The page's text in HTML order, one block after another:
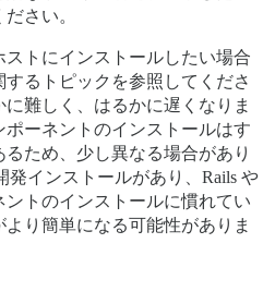
さい。
ストにインストールしたい場合
るトピックを参照してくださ
難しく、はるかに遅くなりま
ーネントのインストールはす
ため、少し異なる場合があり
発インストールがあり、Rails や
トのインストールに慣れてい
り簡単になる可能性がありま